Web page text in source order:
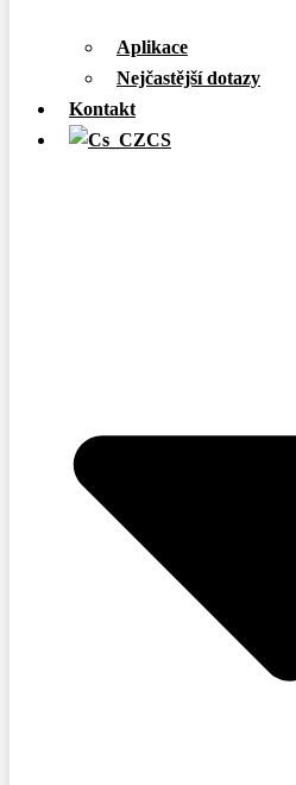
Aplikace
Nejčastější dotazy
Kontakt
CS